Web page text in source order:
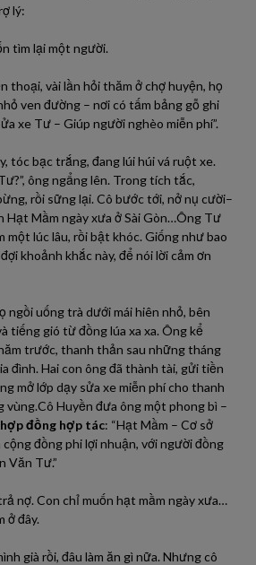
lý:
tìm lại một người.
thoại, vài lần hỏi thăm ở chợ huyện, họ
ven đường – nơi có tấm bảng gỗ ghi
xe Tư – Giúp người nghèo miễn phí”.
tóc bạc trắng, đang lúi húi vá ruột xe.
ông ngẩng lên. Trong tích tắc,
rồi sững lại. Cô bước tới, nở nụ cười–
Hạt Mầm ngày xưa ở Sài Gòn…Ông Tư
một lúc lâu, rồi bật khóc. Giống như bao
khoảnh khắc này, để nói lời cảm ơn
ngồi uống trà dưới mái hiên nhỏ, bên
tiếng gió từ đồng lúa xa xa. Ông kể
trước, thanh thản sau những tháng
đình. Hai con ông đã thành tài, gửi tiền
mở lớp dạy sửa xe miễn phí cho thanh
Huyền đưa ông một phong bì –
hợp đồng hợp tác: “Hạt Mầm – Cơ sở
đồng phi lợi nhuận, với người đồng
Văn Tư.”
nợ. Con chỉ muốn hạt mầm ngày xưa…
ở đây.
già rồi, đâu làm ăn gì nữa. Nhưng cô